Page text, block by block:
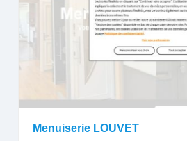
Menuiserie LOUVET